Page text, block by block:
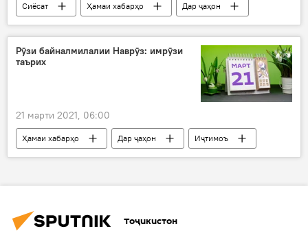
Сиёсат Ҳамаи хабарҳо
Дар ҷаҳон
Амрико
Ҷо Байден
узрхоҳӣ
Дар Русия
Рӯзи байналмилалии Наврӯз: имрӯзи
таърих
21 марти 2021, 06:00
Ҳамаи хабарҳо Дар ҷаҳон
Иҷтимоъ
ҷашн
таърих
Тоҷикистон